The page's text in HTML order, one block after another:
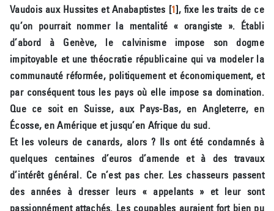
Vaudois aux Hussites et Anabaptistes [1], fixe les traits de ce
qu’on pourrait nommer la mentalité « orangiste ». Établi
d’abord à Genève, le calvinisme impose son dogme
impitoyable et une théocratie républicaine qui va modeler la
communauté réformée, politiquement et économiquement, et
par conséquent tous les pays où elle impose sa domination.
Que ce soit en Suisse, aux Pays-Bas, en Angleterre, en
Écosse, en Amérique et jusqu’en Afrique du sud.
Et les voleurs de canards, alors ? Ils ont été condamnés à
quelques centaines d’euros d’amende et à des travaux
d’intérêt général. Ce n’est pas cher. Les chasseurs passent
des années à dresser leurs « appelants » et leur sont
passionnément attachés. Les coupables auraient fort bien pu